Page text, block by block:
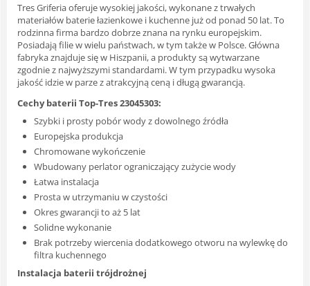
Tres Griferia oferuje wysokiej jakości, wykonane z trwałych
materiałów baterie łazienkowe i kuchenne już od ponad 50 lat. To
rodzinna firma bardzo dobrze znana na rynku europejskim.
Posiadają filie w wielu państwach, w tym także w Polsce. Główna
fabryka znajduje się w Hiszpanii, a produkty są wytwarzane
zgodnie z najwyższymi standardami. W tym przypadku wysoka
jakość idzie w parze z atrakcyjną ceną i długą gwarancją.
Cechy baterii Top-Tres 23045303:
Szybki i prosty pobór wody z dowolnego źródła
Europejska produkcja
Chromowane wykończenie
Wbudowany perlator ograniczający zużycie wody
Łatwa instalacja
Prosta w utrzymaniu w czystości
Okres gwarancji to aż 5 lat
Solidne wykonanie
Brak potrzeby wiercenia dodatkowego otworu na wylewkę do
filtra kuchennego
Instalacja baterii trójdrożnej